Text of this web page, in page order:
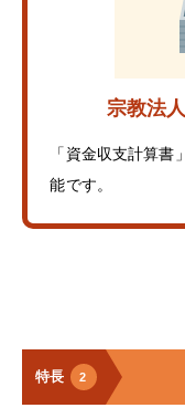
宗教法
「資金収支計算
能です。
特長 2